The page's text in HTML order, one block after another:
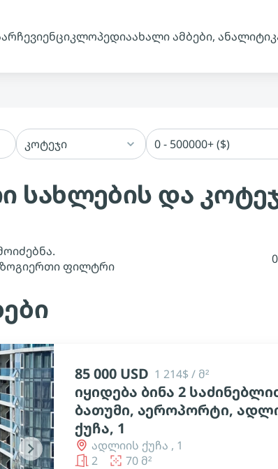
ენციკლოპედიაახალი ამბები,
კოტეჯი 0 - 500000+ ($)
სახლების და
ფილტრი
chevron_right
85 000 USD 1 214$ / მ²
იყიდება ბინა 2
ბათუმი, აეროპორტი,
ქუჩა, 1
ადლიის ქუჩა , 1
2
70 მ²